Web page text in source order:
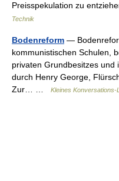
Preisspekulation zu
Technik
Bodenreform —
kommunistischen Schulen,
privaten Grundbesitzes und
durch Henry George,
Zur… …
Kleines Konversations-